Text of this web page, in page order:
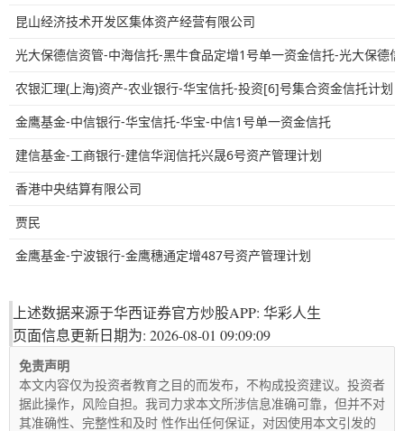
昆山经济技术开发区集体资产经营有限公司
光大保德信资管-中海信托-黑牛食品定增1号单一资金信托-光大保德
农银汇理(上海)资产-农业银行-华宝信托-投资[6]号集合资金信托计划
金鹰基金-中信银行-华宝信托-华宝-中信1号单一资金信托
建信基金-工商银行-建信华润信托兴晟6号资产管理计划
香港中央结算有限公司
贾民
金鹰基金-宁波银行-金鹰穗通定增487号资产管理计划
上述数据来源于华西证券官方炒股APP: 华彩人生
页面信息更新日期为: 2026-08-01 09:09:09
免责声明
本文内容仅为投资者教育之目的而发布，不构成投资建议。投资者
据此操作，风险自担。我司力求本文所涉信息准确可靠，但并不对
其准确性、完整性和及时 性作出任何保证，对因使用本文引发的